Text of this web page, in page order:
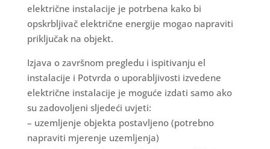
električne instalacije je potrbena kako bi
opskrbljivač električne energije mogao napraviti
priključak na objekt.
Izjava o završnom pregledu i ispitivanju el
instalacije i Potvrda o uporabljivosti izvedene
električne instalacije je moguće izdati samo ako
su zadovoljeni sljedeći uvjeti:
– uzemljenje objekta postavljeno (potrebno
napraviti mjerenje uzemljenja)